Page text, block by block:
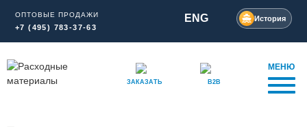
ОПТОВЫЕ ПРОДАЖИ
+7 (495) 783-37-63
ENG История
ЗАКАЗАТЬ B2B
МЕНЮ